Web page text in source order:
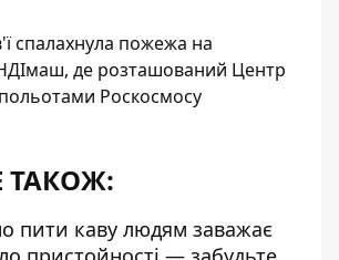
спалахнула пожежа на
де розташований Центр
Роскосмосу
ТАКОЖ:
пити каву людям заважає